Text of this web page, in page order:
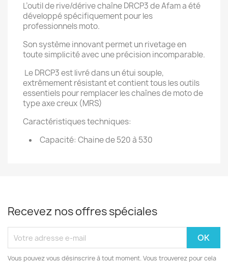
L’outil de rive/dérive chaîne DRCP3 de Afam a été
développé spécifiquement pour les
professionnels moto.
Son système innovant permet un rivetage en
toute simplicité avec une précision incomparable.
Le DRCP3 est livré dans un étui souple,
extrêmement résistant et contient tous les outils
essentiels pour remplacer les chaînes de moto de
type axe creux (MRS)
Caractéristiques techniques:
Capacité: Chaine de 520 à 530
Recevez nos offres spéciales
Vous pouvez vous désinscrire à tout moment. Vous trouverez pour cela